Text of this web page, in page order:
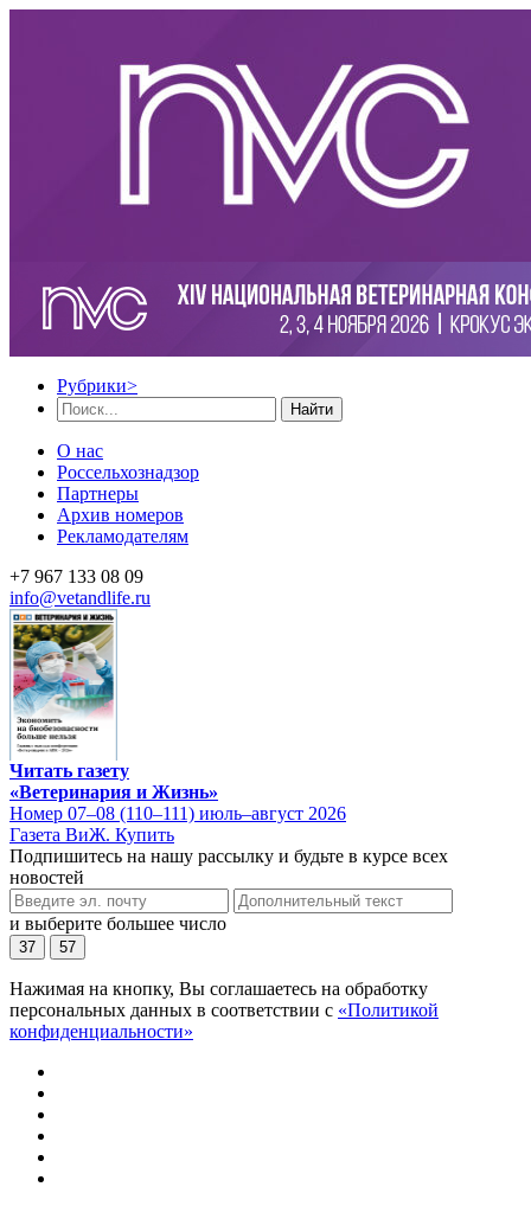
Рубрики>
Найти
О нас
Россельхознадзор
Партнеры
Архив номеров
Рекламодателям
+7 967 133 08 09
info@vetandlife.ru
Читать газету
«Ветеринария и Жизнь»
Номер 07–08 (110–111) июль–август 2026
Газета ВиЖ. Купить
Подпишитесь на нашу рассылку и будьте в курсе всех
новостей
и выберите большее число
37 57
Нажимая на кнопку, Вы соглашаетесь на обработку
персональных данных в соответствии с «Политикой
конфиденциальности»